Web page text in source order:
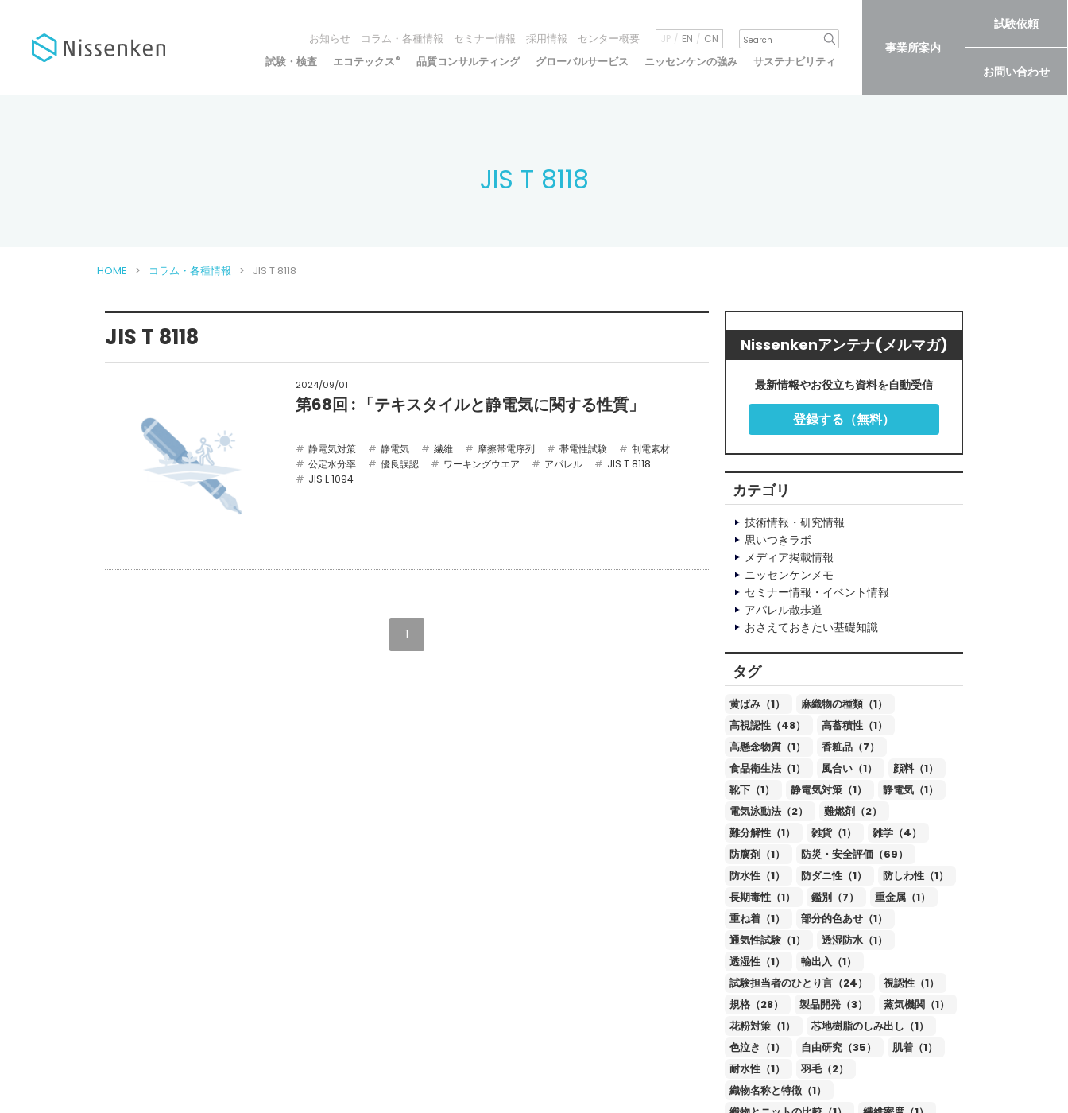
お知らせ コラム・各種情報 セミナー情報 採用情報 センター概要 JP EN CN
試験・検査 エコテックス® 品質コンサルティング グローバルサービス ニッセンケンの強み サステナビリティ
事業所案内
試験依頼
お問い合わせ
JIS T 8118
HOME コラム・各種情報 JIS T 8118
JIS T 8118
2024/09/01
第68回 : 「テキスタイルと静電気に関する性質」
静電気対策 静電気 繊維 摩擦帯電序列 帯電性試験
制電素材
公定水分率
優良誤認 ワーキングウエア アパレル
JIS T 8118
JIS L 1094
1
Nissenkenアンテナ(メルマガ)
最新情報やお役立ち資料を自動受信
登録する（無料）
カテゴリ
技術情報・研究情報
思いつきラボ
メディア掲載情報
ニッセンケンメモ
セミナー情報・イベント情報
アパレル散歩道
おさえておきたい基礎知識
タグ
黄ばみ（1）
麻織物の種類（1）
高視認性（48）
高蓄積性（1）
高懸念物質（1）
香粧品（7）
食品衛生法（1）
風合い（1）
顔料（1）
靴下（1）
静電気対策（1）
静電気（1）
電気泳動法（2）
難燃剤（2）
難分解性（1）
雑貨（1）
雑学（4）
防腐剤（1）
防災・安全評価（69）
防水性（1）
防ダニ性（1）
防しわ性（1）
長期毒性（1）
鑑別（7）
重金属（1）
重ね着（1）
部分的色あせ（1）
通気性試験（1）
透湿防水（1）
透湿性（1）
輸出入（1）
試験担当者のひとり言（24）
視認性（1）
規格（28）
製品開発（3）
蒸気機関（1）
花粉対策（1）
芯地樹脂のしみ出し（1）
色泣き（1）
自由研究（35）
肌着（1）
耐水性（1）
羽毛（2）
織物名称と特徴（1）